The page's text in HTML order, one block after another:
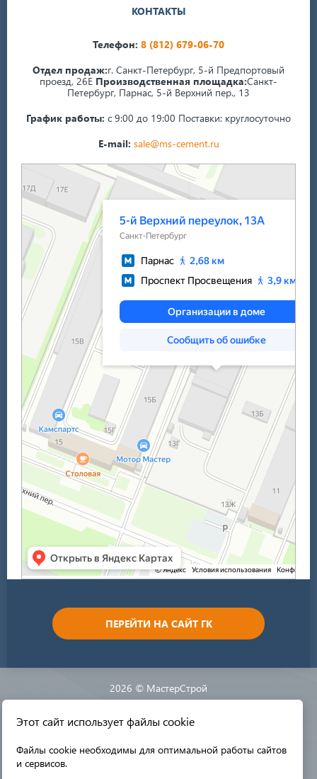
КОНТАКТЫ
Телефон: 8 (812) 679-06-70
Отдел продаж:г. Санкт-Петербург, 5-й Предпортовый
проезд, 26Е Производственная площадка:Санкт-
Петербург, Парнас, 5-й Верхний пер., 13
График работы: с 9:00 до 19:00 Поставки: круглосуточно
E-mail: sale@ms-cement.ru
Санкт‑Петербург
5-й Верхний переулок, 13А на карте Санкт‑Петербурга — Яндекс Карты
ПЕРЕЙТИ НА САЙТ ГК
2026 © МастерСтрой
Разработка сайта:
Этот сайт использует файлы cookie
Файлы cookie необходимы для оптимальной работы сайтов
и сервисов.